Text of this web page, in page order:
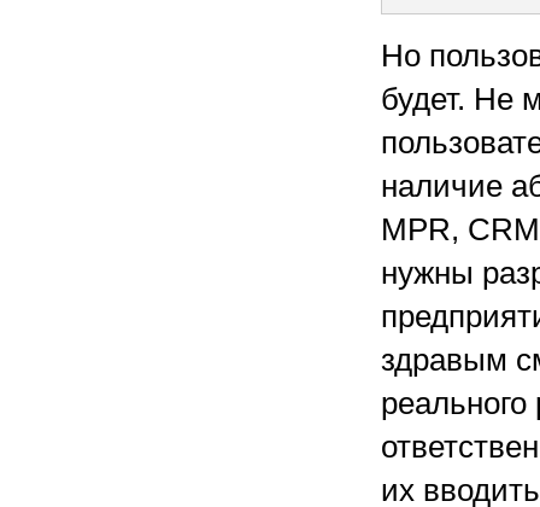
Но
будет. Не
наличие
MPR,
нужны
здравым
реального
их